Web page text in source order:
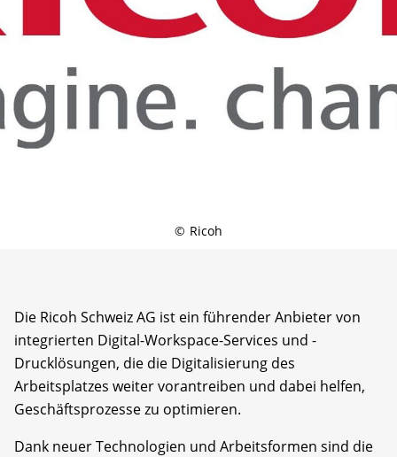
© Ricoh
Die Ricoh Schweiz AG ist ein führender Anbieter von
integrierten Digital-Workspace-Services und -
Drucklösungen, die die Digitalisierung des
Arbeitsplatzes weiter vorantreiben und dabei helfen,
Geschäftsprozesse zu optimieren.
Dank neuer Technologien und Arbeitsformen sind die